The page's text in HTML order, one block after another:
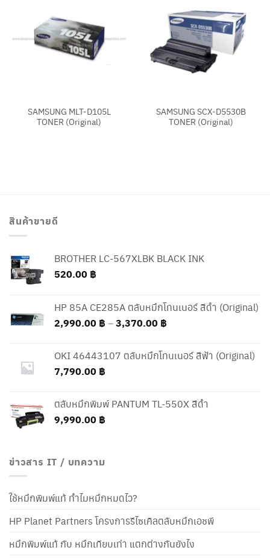
SAMSUNG MLT-D105L
TONER (Original)
SAMSUNG SCX-D5530B
TONER (Original)
สินค้าขายดี
BROTHER LC-567XLBK BLACK INK
520.00 ฿
HP 85A CE285A ตลับหมึกโทนเนอร์ สีดำ (Original)
2,990.00 ฿ –3,370.00 ฿
through
OKI 46443107 ตลับหมึกโทนเนอร์ สีฟ้า (Original)
7,790.00 ฿
ตลับหมึกพิมพ์ PANTUM TL-550X สีดำ
9,990.00 ฿
ข่าวสาร IT / บทความ
ใช้หมึกพิมพ์แท้ ทำไมหมึกหมดไว?
HP Planet Partners โครงการรีไซเคิลตลับหมึกเอชพี
หมึกพิมพ์แท้ กับ หมึกเทียบเท่า แตกต่างกันยังไง